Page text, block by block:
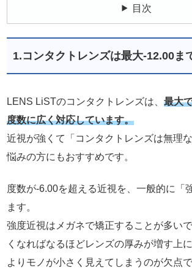
目次
1.コンタクトレンズは最大-12.00ま
LENS LiSTのコンタクトレンズは、 最大
度数に広く対応しています。
近視が強くて「コンタクトレンズは無理
悩みの方にもおすすめです。
度数が-6.00を超える近視を、一般的に「
ます。
強度近視はメガネで矯正することが多い
くなればなるほどレンズの厚みが増す上
よりモノが小さく見えてしまうのが欠点で